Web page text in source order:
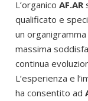
L’organico AF.AR
qualificato e
un
massima
continua
L’esperienza e
ha consentito ad